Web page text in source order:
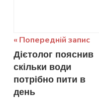
Навігація
записів
Попередній запис
Дієтолог пояснив
скільки води
потрібно пити в
день